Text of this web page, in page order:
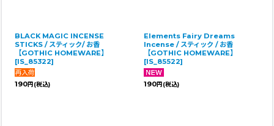
BLACK MAGIC INCENSE
STICKS / スティック/ お香
【GOTHIC HOMEWARE】
[IS_85322]
190円 (税込)
Elements Fairy Dreams
Incense / スティック / お香
【GOTHIC HOMEWARE】
[IS_85522]
190円 (税込)